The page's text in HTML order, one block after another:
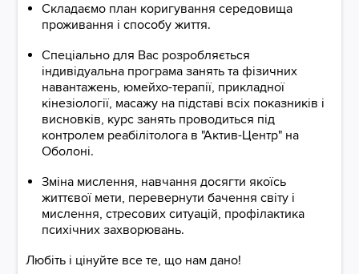
Складаємо план коригування середовища
проживання і способу життя.
Спеціально для Вас розробляється
індивідуальна програма занять та фізичних
навантажень, юмейхо-терапії, прикладної
кінезіології, масажу на підставі всіх показників і
висновків, курс занять проводиться під
контролем реабілітолога в "Актив-Центр" на
Оболоні.
Зміна мислення, навчання досягти якоїсь
життєвої мети, перевернути бачення світу і
мислення, стресових ситуацій, профілактика
психічних захворювань.
Любіть і цінуйте все те, що нам дано!